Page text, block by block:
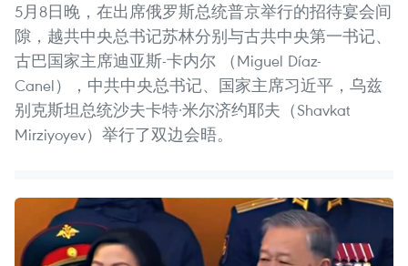
5月8日晚，在出席俄罗斯总统普京举行的招待宴会间
隙，越共中央总书记苏林分别与古共中央第一书记、
古巴国家主席迪亚斯-卡内尔 （Miguel Díaz-
Canel），中共中央总书记、国家主席习近平，乌兹
别克斯坦总统沙夫卡特·米尔济约耶夫（Shavkat
Mirziyoyev）举行了双边会晤。